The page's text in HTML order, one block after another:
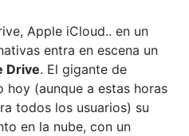
Apple iCloud.. en un
entra en escena un
Drive. El gigante de
hoy (aunque a estas horas
todos los usuarios) su
en la nube, con un